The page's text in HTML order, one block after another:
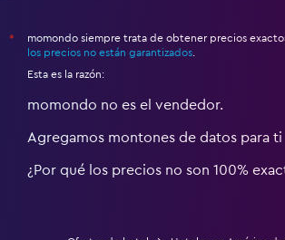
*
momondo siempre trata de obtener precios
los precios no están garantizados
Esta es la razón:
momondo no es el vendedor.
Agregamos montones de datos para ti
¿Por qué los precios no son 100%